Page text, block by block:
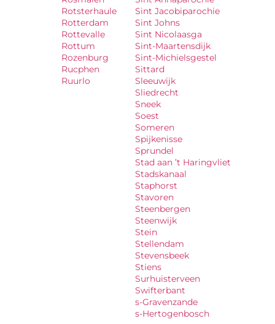
Rotsterhaule
Rotterdam
Rottevalle
Rottum
Rozenburg
Rucphen
Ruurlo
Sint Jacobiparochie
Sint Johns
Sint Nicolaasga
Sint-Maartensdijk
Sint-Michielsgestel
Sittard
Sleeuwijk
Sliedrecht
Sneek
Soest
Someren
Spijkenisse
Sprundel
Stad aan ’t Haringvliet
Stadskanaal
Staphorst
Stavoren
Steenbergen
Steenwijk
Stein
Stellendam
Stevensbeek
Stiens
Surhuisterveen
Swifterbant
s-Gravenzande
s-Hertogenbosch